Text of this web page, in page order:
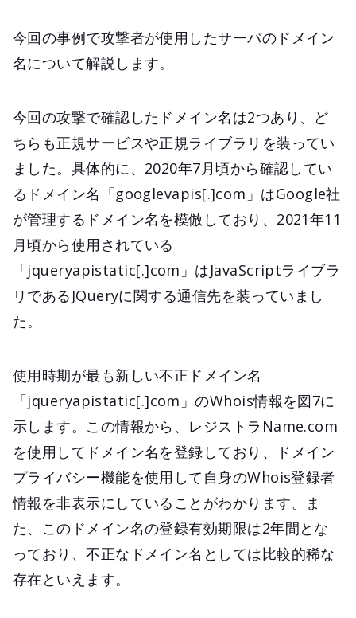
今回の事例で攻撃者が使用したサーバのドメイン
名について解説します。
今回の攻撃で確認したドメイン名は2つあり、ど
ちらも正規サービスや正規ライブラリを装ってい
ました。具体的に、2020年7月頃から確認してい
るドメイン名「googlevapis[.]com」はGoogle社
が管理するドメイン名を模倣しており、2021年11
月頃から使用されている
「jqueryapistatic[.]com」はJavaScriptライブラ
リであるJQueryに関する通信先を装っていまし
た。
使用時期が最も新しい不正ドメイン名
「jqueryapistatic[.]com」のWhois情報を図7に
示します。この情報から、レジストラName.com
を使用してドメイン名を登録しており、ドメイン
プライバシー機能を使用して自身のWhois登録者
情報を非表示にしていることがわかります。ま
た、このドメイン名の登録有効期限は2年間とな
っており、不正なドメイン名としては比較的稀な
存在といえます。